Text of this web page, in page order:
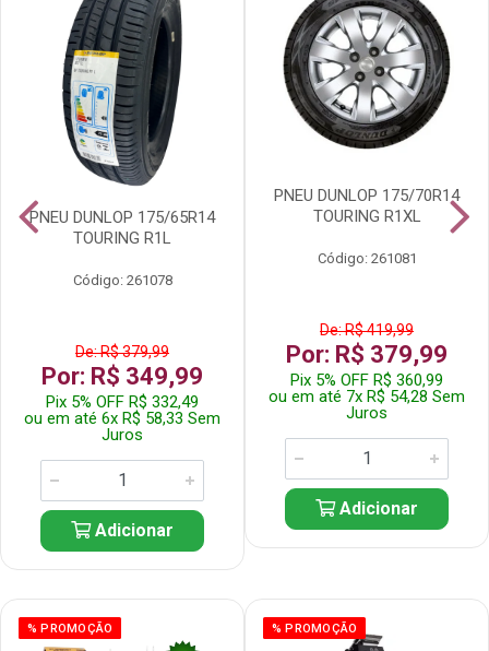
PNEU DUNLOP 175/65R14
TOURING R1L
Código: 261078
De: R$ 379,99
Por: R$ 349,99
Pix 5% OFF R$ 332,49
ou em até 6x R$ 58,33 Sem
Juros
Adicionar
PNEU DUNLOP 175/70R14
TOURING R1XL
Código: 261081
De: R$ 419,99
Por: R$ 379,99
Pix 5% OFF R$ 360,99
ou em até 7x R$ 54,28 Sem
Juros
Adicionar
% PROMOÇÃO % PROMOÇÃO